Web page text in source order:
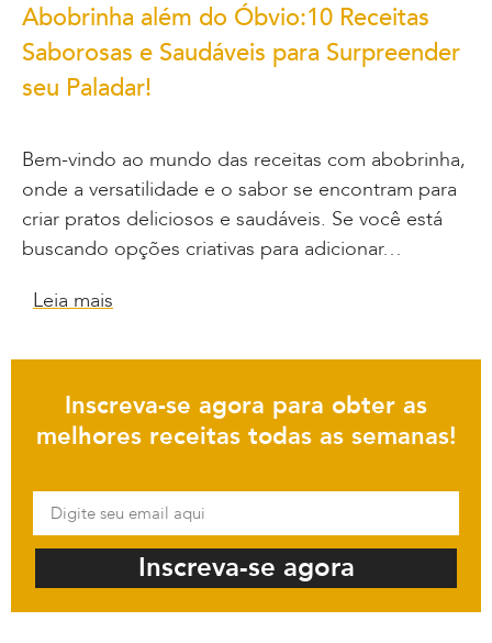
Abobrinha além do Óbvio:10 Receitas
Saborosas e Saudáveis para Surpreender
seu Paladar!
Bem-vindo ao mundo das receitas com abobrinha,
onde a versatilidade e o sabor se encontram para
criar pratos deliciosos e saudáveis. Se você está
buscando opções criativas para adicionar…
Leia mais
Inscreva-se agora para obter as
melhores receitas todas as semanas!
Inscreva-se agora